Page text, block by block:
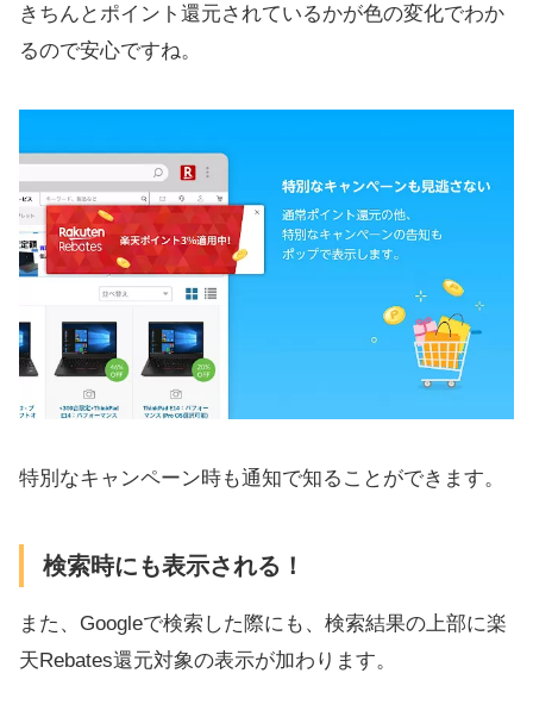
きちんとポイント還元されているかが色の変化でわか
るので安心ですね。
特別なキャンペーン時も通知で知ることができます。
検索時にも表示される！
また、Googleで検索した際にも、検索結果の上部に楽
天Rebates還元対象の表示が加わります。